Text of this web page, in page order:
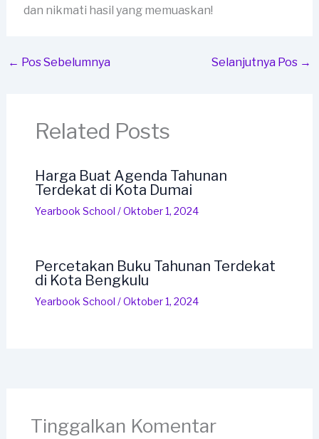
dan nikmati hasil yang memuaskan!
← Pos Sebelumnya Selanjutnya Pos →
Related Posts
Harga Buat Agenda Tahunan
Terdekat di Kota Dumai
Yearbook School /Oktober 1, 2024
Percetakan Buku Tahunan Terdekat
di Kota Bengkulu
Yearbook School /Oktober 1, 2024
Tinggalkan Komentar